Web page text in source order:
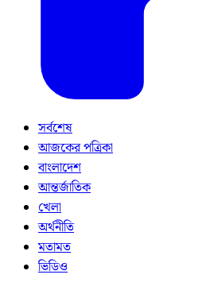
সর্বশেষ
আজকের পত্রিকা
বাংলাদেশ
আন্তর্জাতিক
খেলা
অর্থনীতি
মতামত
ভিডিও